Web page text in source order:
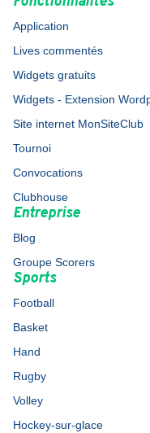
Application
Lives commentés
Widgets gratuits
Widgets - Extension
Site internet MonSiteClub
Tournoi
Convocations
Clubhouse
Entreprise
Blog
Groupe Scorers
Sports
Football
Basket
Hand
Rugby
Volley
Hockey-sur-glace